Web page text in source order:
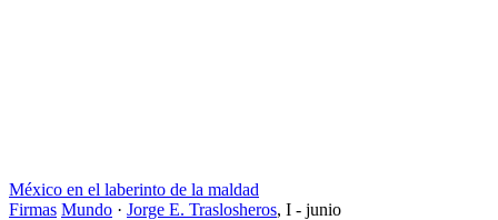
México en el laberinto de la maldad
Firmas Mundo · Jorge E. Traslosheros, I - junio